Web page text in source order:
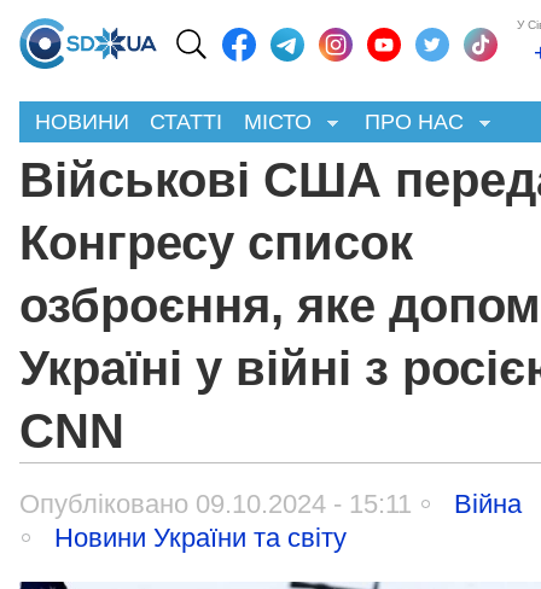
У
НОВИНИ СТАТТІ МІСТО ПРО НАС
Військові США
Конгресу список
озброєння, яке
Україні у війні з
CNN
Опубліковано 09.10.2024 - 15:11
Війна
Новини України та світу